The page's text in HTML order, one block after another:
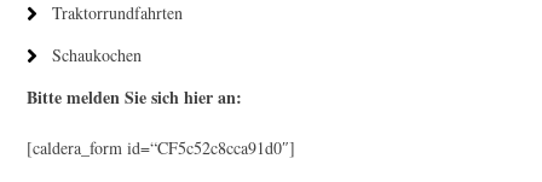
Traktorrundfahrten
Schaukochen
Bitte melden Sie sich hier an:
[caldera_form id=“CF5c52c8cca91d0″]